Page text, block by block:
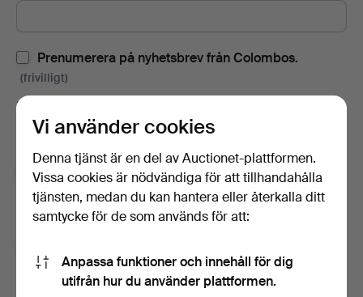
Prenumerera på nyhetsbrev från Colombos.
(frivilligt)
Med bl.a. auktionskataloger, inbjudningar till evenemang och
nyheter. Om du ångrar dig kan du enkelt avsluta
prenumerationen.
Prenumerera på Auctionets nyhetsbrev. (frivilligt)
Med bl.a. experttips, utvalda föremål och inspiration. Om du
ångrar dig kan du enkelt avsluta prenumerationen.
användarvillkoren,köpvillkoren samt bekräftar att jag
har tagit del avintegritetspolicyn.
Vi använder cookies
Denna tjänst är en del av Auctionet-plattformen.
Vissa cookies är nödvändiga för att tillhandahålla
tjänsten, medan du kan hantera eller återkalla ditt
samtycke för de som används för att:
Anpassa funktioner och innehåll för dig
utifrån hur du använder plattformen.